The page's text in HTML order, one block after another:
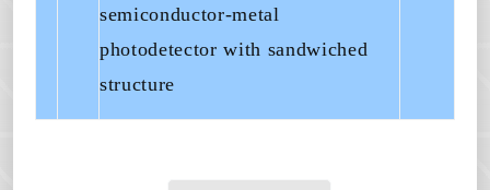
semiconductor-metal
photodetector with sandwiched
structure